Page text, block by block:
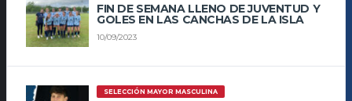
FIN DE SEMANA LLENO DE JUVENTUD Y
GOLES EN LAS CANCHAS DE LA ISLA
10/09/2023
SELECCIÓN MAYOR MASCULINA